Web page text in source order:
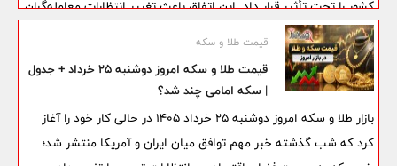
کشور را تحت تأثیر قرار داد. این اتفاق باعث تغییر انتظارات معامله‌گران
و افزایش فشار فروش در بازار ارز شد.
قیمت طلا و سکه
قیمت طلا و سکه امروز دوشنبه 25 خرداد + جدول
| سکه امامی چند شد؟
بازار طلا و سکه امروز دوشنبه 25 خرداد 1405 در حالی کار خود را آغاز
کرد که شب گذشته خبر مهم توافق میان ایران و آمریکا منتشر شد؛